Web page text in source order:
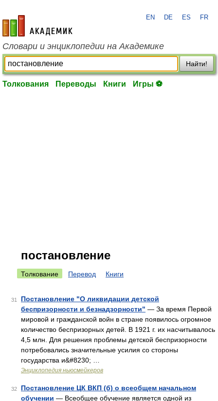
academic.ru
EN DE ES FR
Словари и энциклопедии на Академике
Найти!
Толкования Переводы Книги Игры ⚽
постановление
Толкование Перевод Книги
31
Постановление "О ликвидации детской
беспризорности и безнадзорности" — За время Первой
мировой и гражданской войн в стране появилось огромное
количество беспризорных детей. В 1921 г. их насчитывалось
4,5 млн. Для решения проблемы детской беспризорности
потребовались значительные усилия со стороны
государства и&#8230; …
Энциклопедия ньюсмейкеров
32
Постановление ЦК ВКП (б) о всеобщем начальном
обучении — Всеобщее обучение является одной из